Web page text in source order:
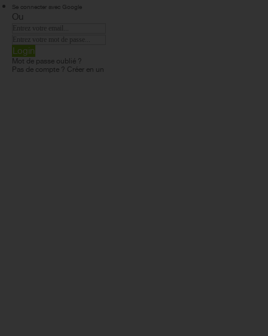
Se connecter avec Google
Ou
Login
Mot de passe oublié ?
Pas de compte ? Créer en un